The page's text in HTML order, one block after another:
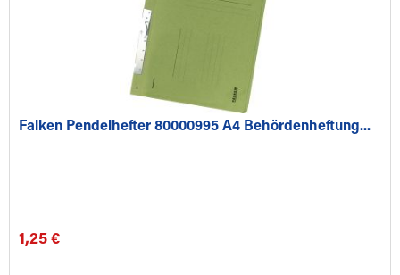
Falken Pendelhefter 80000995 A4 Behördenheftung...
1,25 €